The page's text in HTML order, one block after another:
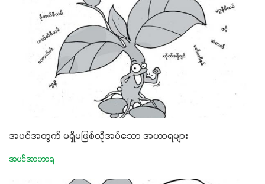
အပင်အတွက် မရှိမဖြစ်လိုအပ်သော အဟာရများ
အပင်အာဟာရ